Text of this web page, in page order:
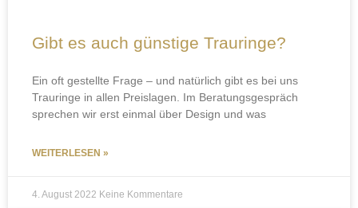
Gibt es auch günstige Trauringe?
Ein oft gestellte Frage – und natürlich gibt es bei uns
Trauringe in allen Preislagen. Im Beratungsgespräch
sprechen wir erst einmal über Design und was
WEITERLESEN »
4. August 2022 Keine Kommentare